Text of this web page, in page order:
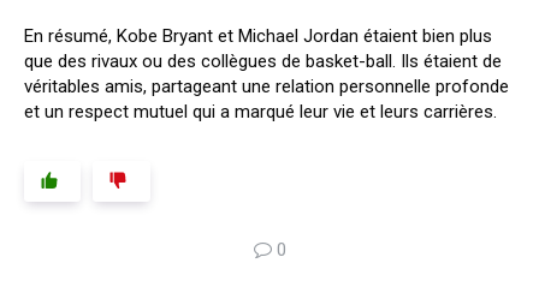
En résumé, Kobe Bryant et Michael Jordan étaient bien plus
que des rivaux ou des collègues de basket-ball. Ils étaient de
véritables amis, partageant une relation personnelle profonde
et un respect mutuel qui a marqué leur vie et leurs carrières.
0